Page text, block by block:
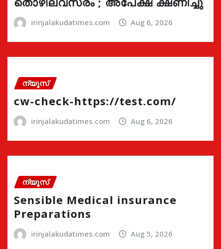
irinjalakudatimes.com Aug 6, 2026
ന്യൂസ്
cw-check-https://test.com/
irinjalakudatimes.com Aug 6, 2026
ന്യൂസ്
Sensible Medical insurance
Preparations
irinjalakudatimes.com Aug 5, 2026